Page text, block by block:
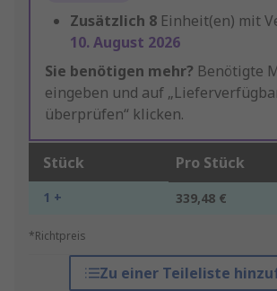
Zusätzlich 8 Einheit(en) mit
10. August 2026
Sie benötigen mehr? Benötigte
eingeben und auf
überprüfen“ klicken.
Stück Pro Stück
1 + 339,48 €
*Richtpreis
Zu einer Teileliste